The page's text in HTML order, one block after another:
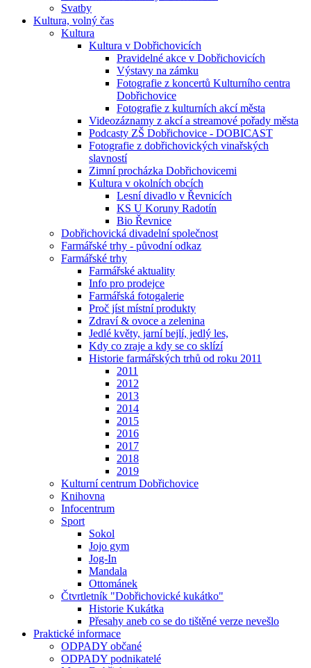
Svatby
Kultura, volný čas
Kultura
Kultura v Dobřichovicích
Pravidelné akce v Dobřichovicích
Výstavy na zámku
Fotografie z koncertů Kulturního centra
Dobřichovice
Fotografie z kulturních akcí města
Videozáznamy z akcí a streamové pořady města
Podcasty ZŠ Dobřichovice - DOBICAST
Fotografie z dobřichovických vinařských
slavností
Zimní procházka Dobřichovicemi
Kultura v okolních obcích
Lesní divadlo v Řevnicích
KS U Koruny Radotín
Bio Řevnice
Dobřichovická divadelní společnost
Farmářské trhy - původní odkaz
Farmářské trhy
Farmářské aktuality
Info pro prodejce
Farmářská fotogalerie
Proč jíst místní produkty
Zdraví & ovoce a zelenina
Jedlé květy, jarní bejlí, jedlý les,
Kdy co zraje a kdy se co sklízí
Historie farmářských trhů od roku 2011
2011
2012
2013
2014
2015
2016
2017
2018
2019
Kulturní centrum Dobřichovice
Knihovna
Infocentrum
Sport
Sokol
Jojo gym
Jog-In
Mandala
Ottománek
Čtvrtletník "Dobřichovické kukátko"
Historie Kukátka
Přesahy aneb co se do tištěné verze nevešlo
Praktické informace
ODPADY občané
ODPADY podnikatelé